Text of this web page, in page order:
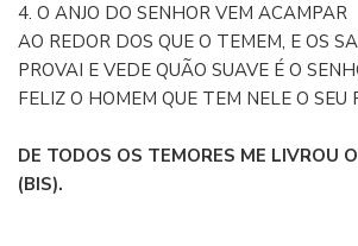
4. O ANJO DO SENHOR VEM ACAMPAR
AO REDOR DOS QUE O TEMEM, E OS
PROVAI E VEDE QUÃO SUAVE É O
FELIZ O HOMEM QUE TEM NELE O SEU
DE TODOS OS TEMORES ME LIVROU
(BIS).